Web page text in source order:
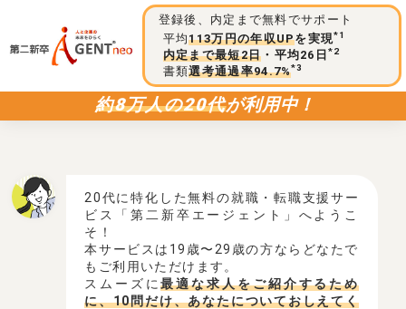
登録後、内定まで無料でサポート
平均113万円の年収UPを実現*1
内定まで最短2日 ・平均26日*2
書類選考通過率94.7%*3
約8万人の20代が利用中！
20代に特化した無料の就職・転職支援サー
ビス「第二新卒エージェント」へようこ
そ！
本サービスは19歳〜29歳の方ならどなたで
もご利用いただけます。
スムーズに最適な求人をご紹介するため
に、10問だけ、あなたについておしえてく